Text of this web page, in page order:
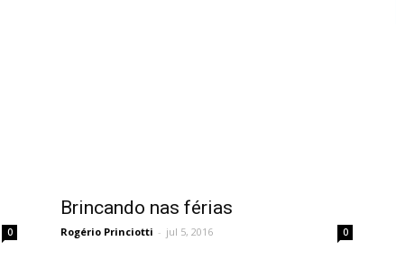
0
Brincando nas férias
Rogério Princiotti - jul 5, 2016 0